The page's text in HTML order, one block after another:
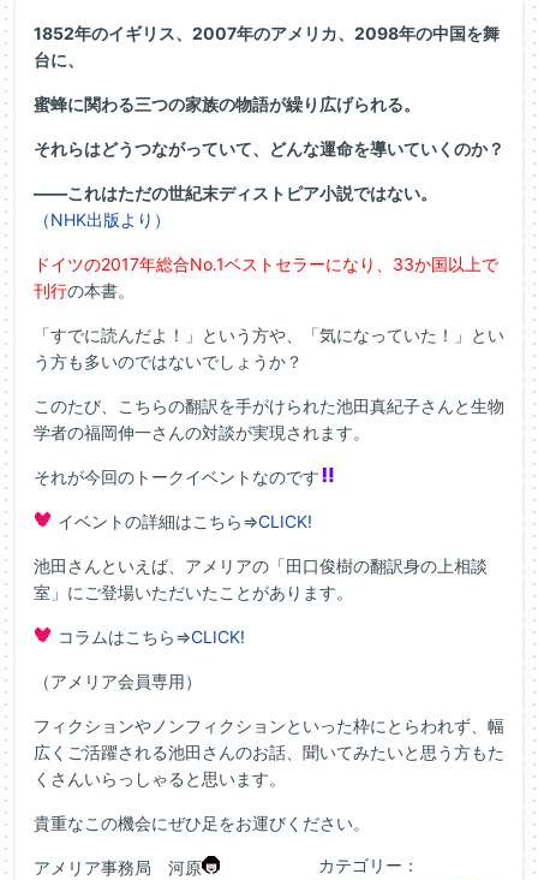
1852年のイギリス、2007年のアメリカ、2098年の中国を舞
台に、
蜜蜂に関わる三つの家族の物語が繰り広げられる。
それらはどうつながっていて、どんな運命を導いていくのか？
――これはただの世紀末ディストピア小説ではない。
（NHK出版より）
ドイツの2017年総合No.1ベストセラーになり、33か国以上で
刊行の本書。
「すでに読んだよ！」という方や、「気になっていた！」とい
う方も多いのではないでしょうか？
このたび、こちらの翻訳を手がけられた池田真紀子さんと生物
学者の福岡伸一さんの対談が実現されます。
それが今回のトークイベントなのです
イベントの詳細はこちら⇒CLICK!
池田さんといえば、アメリアの「田口俊樹の翻訳身の上相談
室」にご登場いただいたことがあります。
コラムはこちら⇒CLICK!
（アメリア会員専用）
フィクションやノンフィクションといった枠にとらわれず、幅
広くご活躍される池田さんのお話、聞いてみたいと思う方もた
くさんいらっしゃると思います。
貴重なこの機会にぜひ足をお運びください。
アメリア事務局 河原
カテゴリー：